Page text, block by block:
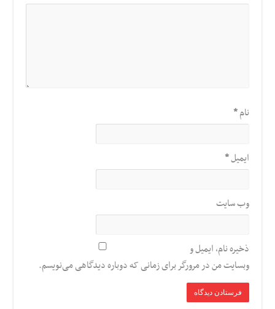
نام*
ایمیل*
وب‌ سایت
ذخیره نام، ایمیل و
وبسایت من در مرورگر برای زمانی که دوباره دیدگاهی می‌نویسم.